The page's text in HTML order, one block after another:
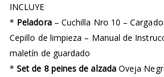
INCLUYE
* Peladora– Cuchilla Nro 10 –
Cepillo de limpieza – Manual de
maletín de guardado
*Set de 8 peines de alzadaOveja